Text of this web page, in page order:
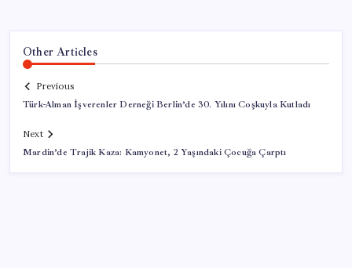
Other Articles
Previous
Türk-Alman İşverenler Derneği Berlin’de 30. Yılını Coşkuyla Kutladı
Next
Mardin’de Trajik Kaza: Kamyonet, 2 Yaşındaki Çocuğa Çarptı